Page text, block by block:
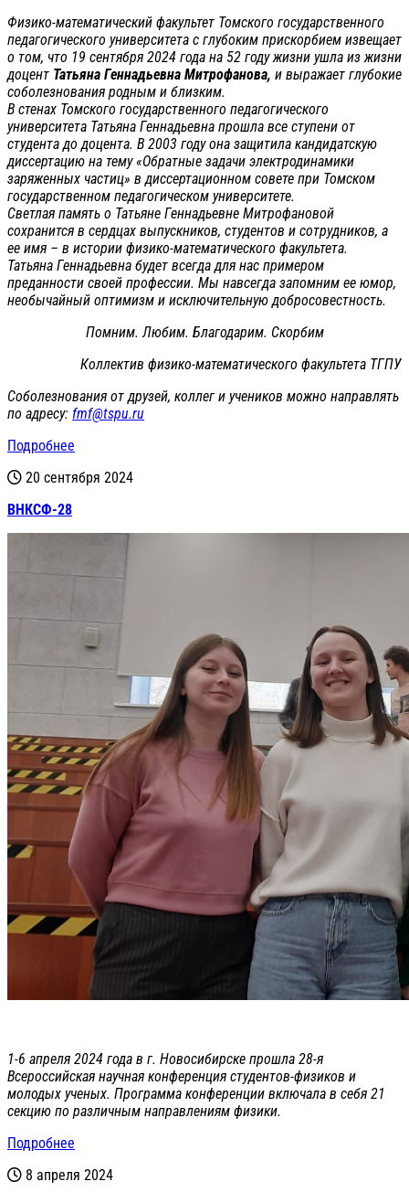
Физико-математический факультет Томского государственного
педагогического университета с глубоким прискорбием извещает
о том, что 19 сентября 2024 года на 52 году жизни ушла из жизни
доцент Татьяна Геннадьевна Митрофанова, и выражает глубокие
соболезнования родным и близким.
В стенах Томского государственного педагогического
университета Татьяна Геннадьевна прошла все ступени от
студента до доцента. В 2003 году она защитила кандидатскую
диссертацию на тему «Обратные задачи электродинамики
заряженных частиц» в диссертационном совете при Томском
государственном педагогическом университете.
Светлая память о Татьяне Геннадьевне Митрофановой
сохранится в сердцах выпускников, студентов и сотрудников, а
ее имя – в истории физико-математического факультета.
Татьяна Геннадьевна будет всегда для нас примером
преданности своей профессии. Мы навсегда запомним ее юмор,
необычайный оптимизм и исключительную добросовестность.
Помним. Любим. Благодарим. Скорбим
Коллектив физико-математического факультета ТГПУ
Соболезнования от друзей, коллег и учеников можно направлять
по адресу: fmf@tspu.ru
Подробнее
20 сентября 2024
ВНКСФ-28
1-6 апреля 2024 года в г. Новосибирске прошла 28-я
Всероссийская научная конференция студентов-физиков и
молодых ученых. Программа конференции включала в себя 21
секцию по различным направлениям физики.
Подробнее
8 апреля 2024